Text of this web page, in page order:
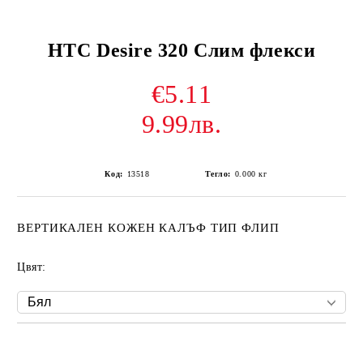
HTC Desire 320 Слим флекси
€5.11
9.99лв.
Код: 13518 Тегло: 0.000 кг
ВЕРТИКАЛЕН КОЖЕН КАЛЪФ ТИП ФЛИП
Цвят: